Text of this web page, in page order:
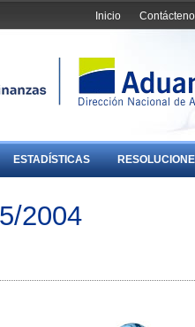
Inicio
ESTADÍSTICAS
2004